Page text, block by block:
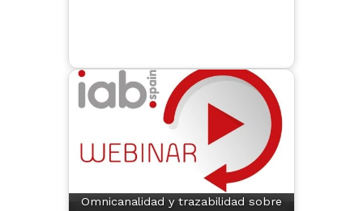
Omnicanalidad y trazabilidad sobre